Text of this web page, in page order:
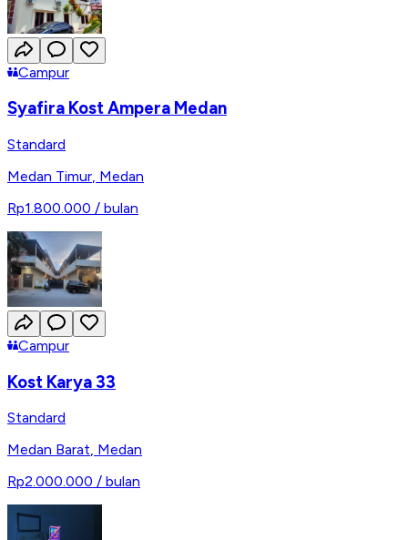
Campur
Syafira Kost Ampera Medan
Standard
Medan Timur, Medan
Rp1.800.000 / bulan
Campur
Kost Karya 33
Standard
Medan Barat, Medan
Rp2.000.000 / bulan